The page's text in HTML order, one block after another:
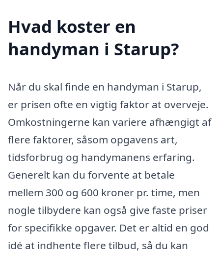
Hvad koster en
handyman i Starup?
Når du skal finde en handyman i Starup,
er prisen ofte en vigtig faktor at overveje.
Omkostningerne kan variere afhængigt af
flere faktorer, såsom opgavens art,
tidsforbrug og handymanens erfaring.
Generelt kan du forvente at betale
mellem 300 og 600 kroner pr. time, men
nogle tilbydere kan også give faste priser
for specifikke opgaver. Det er altid en god
idé at indhente flere tilbud, så du kan